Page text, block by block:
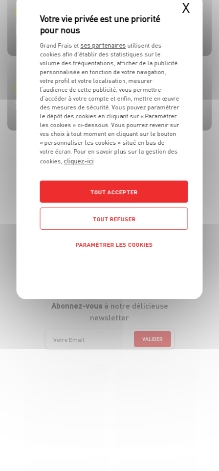
TOMATES
BRUSCHETTA FRAISES TOMATES MOZZA
ACTUALITE
L’HUILE QUI FAIT TOUTE LA DIFFÉRENCE !
BEAUFORT AOP
SALADE MOZZARELLA, PÊCHE ET AVOCAT
CÔTE DE BŒUF
CÔTE DE BOEUF AU ROQUEFORT
MOULES DE BOUCHOT AOP DE LA BAIE DU MONT-SAINT-
BROCHETTES DE SARDINES ET SAUCE À LA MENTHE
Suivez-nous
Abonnez-vousà notre délicieuse
newsletter
VALIDER
X
Grand Frais et ses partenaires utilisent des
cookies afin d’établir des statistiques sur le
volume des fréquentations, afficher de la publicité
personnalisée en fonction de votre navigation,
votre profil et votre localisation, mesurer
l’audience de cette publicité, vous permettre
d’accéder à votre compte et enfin, mettre en œuvre
des mesures de sécurité. Vous pouvez paramétrer
le dépôt des cookies en cliquant sur « Paramétrer
les cookies » ci-dessous. Vous pourrez revenir sur
vos choix à tout moment en cliquant sur le bouton
« personnaliser les cookies » situé en bas de
votre écran. Pour en savoir plus sur la gestion des
cookies, cliquez-ici
TOUT ACCEPTER
TOUT REFUSER
PARAMÉTRER LES COOKIES